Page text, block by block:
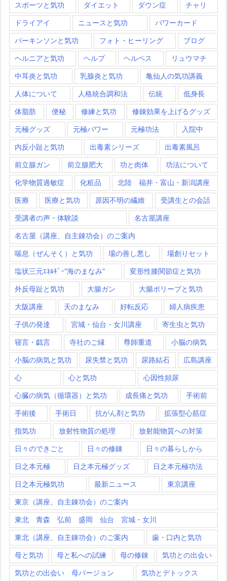
スポーツと気功 ダイエット ダウン症 チャリ
ドライアイ ニュースと気功 パワーカード
パーキンソンと気功 フォト・ヒーリング ブログ
ヘルニアと気功 ヘルプ ヘルペス リュウマチ
中耳炎と気功 乳腺炎と気功 亀仙人の気功講義
人体について 人格統合調和法 伝統 低身長
体脂肪 便秘 修練と気功 修錬効果を上げるグッズ
元極グッズ 元極パワー 元極功法 入院中
内反小趾と気功 出毒素シリーズ 出毒素風呂
前立腺ガン 前立腺肥大 功と肉体 功法について
化学物質過敏症 化粧品 北陸 福井・富山・新潟講座
医療 医療と気功 原因不明の繊維 受講生との会話
受講者の声・体験談 名古屋講座
名古屋（講座、自主錬功会）のご案内
喘息（ぜんそく）と気功 場の善し悪し 場創りセット
塩状三元ｴﾈﾙｷﾞｰ”海のまなみ” 変形性膝関節症と気功
外反母趾と気功 大腸ガン 大腸ポリープと気功
大阪講座 天のまなみ 好転反応 婦人病疾患
子供の発達 宮城・仙台・女川講座 寄生虫と気功
寝言・戯言 寺社のご縁 尊師重道 小脳の病気
小脳の病気と気功 尿失禁と気功 尿路結石 広島講座
心 心と気功 心因性頻尿
心臓の病気（循環器）と気功 成長痛と気功 手術前
手術後 手術日 抗がん剤と気功 拡張型心筋症
指気功 放射性物質の処理 放射能物質への対策
日々のできごと 日々の修錬 日々の暮らしから
日之本元極 日之本元極グッズ 日之本元極功法
日之本元極気功 最新ニュース 東京講座
東京（講座、自主錬功会）のご案内
東北 青森 弘前 盛岡 仙台 宮城・女川
東北（講座、自主錬功会）のご案内 歯・口内と気功
母と気功 母と私への試練 母の修錬 気功との出会い
気功との出会い 母バージョン 気功とデトックス